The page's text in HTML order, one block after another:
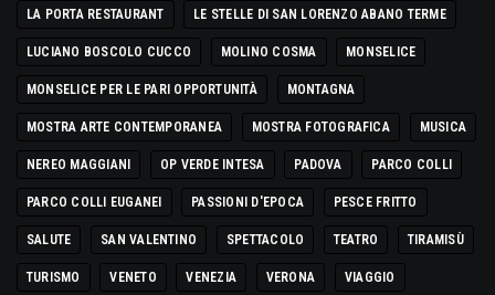
LA PORTA RESTAURANT LE STELLE DI SAN LORENZO ABANO TERME
LUCIANO BOSCOLO CUCCO MOLINO COSMA MONSELICE
MONSELICE PER LE PARI OPPORTUNITÀ MONTAGNA
MOSTRA ARTE CONTEMPORANEA MOSTRA FOTOGRAFICA MUSICA
NEREO MAGGIANI OP VERDE INTESA PADOVA PARCO COLLI
PARCO COLLI EUGANEI PASSIONI D'EPOCA PESCE FRITTO
SALUTE SAN VALENTINO SPETTACOLO TEATRO TIRAMISÙ
TURISMO VENETO VENEZIA VERONA VIAGGIO